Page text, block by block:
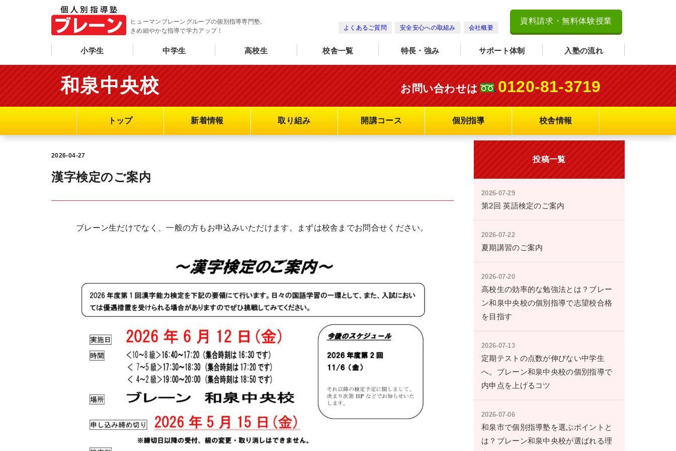
ヒューマンブレーングループの個別指導専門塾。
きめ細やかな指導で学力アップ！
よくあるご質問 安全安心への取組み 会社概要
資料請求・無料体験授業
小学生 中学生 高校生 校舎一覧 特長・強み サポート体制 入塾の流れ
和泉中央校 お問い合わせは 0120-81-3719
トップ 新着情報 取り組み 開講コース 個別指導 校舎情報
2026-04-27
漢字検定のご案内
ブレーン生だけでなく、一般の方もお申込みいただけます。まずは校舎までお問合せください。
投稿一覧
2026-07-29
第2回 英語検定のご案内
2026-07-22
夏期講習のご案内
2026-07-20
高校生の効率的な勉強法とは？ブレー
ン和泉中央校の個別指導で志望校合格
を目指す
2026-07-13
定期テストの点数が伸びない中学生
へ。ブレーン和泉中央校の個別指導で
内申点を上げるコツ
2026-07-06
和泉市で個別指導塾を選ぶポイントと
は？ブレーン和泉中央校が選ばれる理